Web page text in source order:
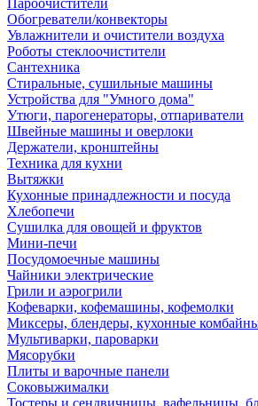
Пароочистители
Обогреватели/конвекторы
Увлажнители и очистители воздуха
Роботы стеклоочистители
Сантехника
Стиральные, сушильные машины
Устройства для "Умного дома"
Утюги, парогенераторы, отпариватели
Швейные машины и оверлоки
Держатели, кронштейны
Техника для кухни
Вытяжки
Кухонные принадлежности и посуда
Хлебопечи
Сушилка для овощей и фруктов
Мини-печи
Посудомоечные машины
Чайники электрические
Грили и аэрогрили
Кофеварки, кофемашины, кофемолки
Миксеры, блендеры, кухонные
Мультиварки, пароварки
Мясорубки
Плиты и варочные панели
Соковыжималки
Тостеры и сендвичницы, вафельницы,